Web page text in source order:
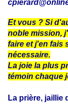
Et vous ? Si
noble mission,
faire et j'en fais
nécessaire.
La joie la plus
témoin chaque
La prière, jaillie